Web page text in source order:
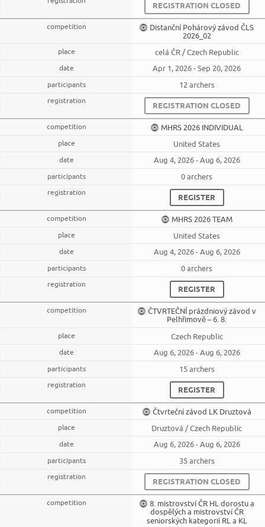
REGISTRATION CLOSED
Distanční Pohárový závod ČLS
2026_02
celá ČR / Czech Republic
Apr 1, 2026 - Sep 20, 2026
12 archers
REGISTRATION CLOSED
MHRS 2026 INDIVIDUAL
United States
Aug 4, 2026 - Aug 6, 2026
0 archers
REGISTER
MHRS 2026 TEAM
United States
Aug 4, 2026 - Aug 6, 2026
0 archers
REGISTER
ČTVRTEČNÍ prázdniový závod v
Pelhřimově – 6. 8.
Czech Republic
Aug 6, 2026 - Aug 6, 2026
15 archers
REGISTER
Čtvrteční závod LK Druztová
Druztová / Czech Republic
Aug 6, 2026 - Aug 6, 2026
35 archers
REGISTRATION CLOSED
8. mistrovství ČR HL dorostu a
dospělých a mistrovství ČR
seniorských kategorií RL a KL